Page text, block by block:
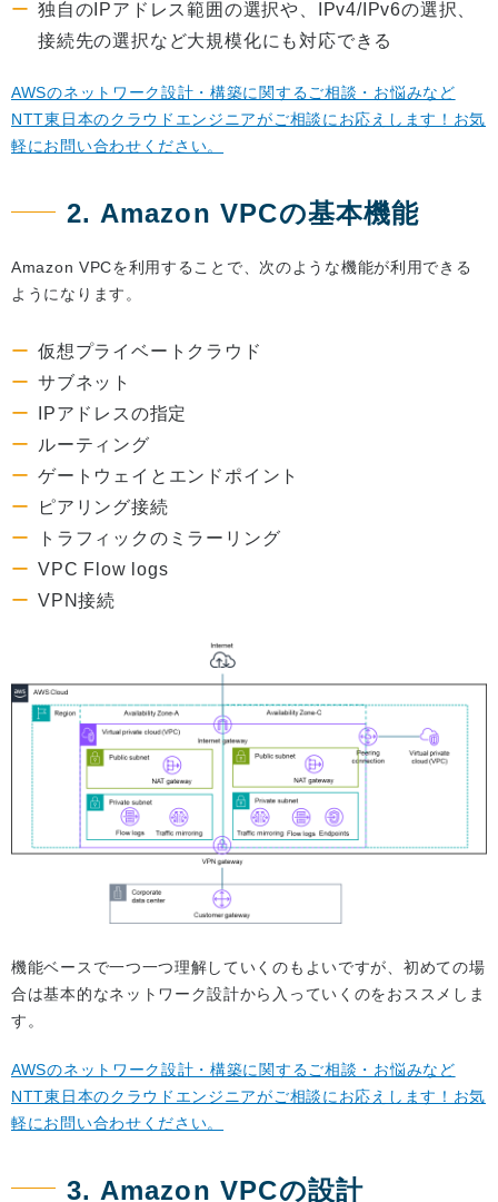
独自のIPアドレス範囲の選択や、IPv4/IPv6の選択、
接続先の選択など大規模化にも対応できる
AWSのネットワーク設計・構築に関するご相談・お悩みなど
NTT東日本のクラウドエンジニアがご相談にお応えします！お気
軽にお問い合わせください。
2. Amazon VPCの基本機能
Amazon VPCを利用することで、次のような機能が利用できる
ようになります。
仮想プライベートクラウド
サブネット
IPアドレスの指定
ルーティング
ゲートウェイとエンドポイント
ピアリング接続
トラフィックのミラーリング
VPC Flow logs
VPN接続
機能ベースで一つ一つ理解していくのもよいですが、初めての場
合は基本的なネットワーク設計から入っていくのをおススメしま
す。
AWSのネットワーク設計・構築に関するご相談・お悩みなど
NTT東日本のクラウドエンジニアがご相談にお応えします！お気
軽にお問い合わせください。
3. Amazon VPCの設計